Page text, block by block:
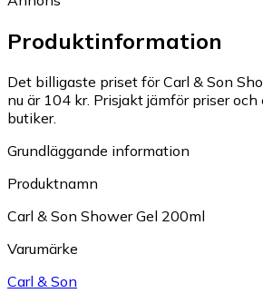
Produktinformation
Det billigaste priset för Carl & Son
nu är 104 kr. Prisjakt jämför priser och
butiker.
Grundläggande information
Produktnamn
Carl & Son Shower Gel 200ml
Varumärke
Carl & Son